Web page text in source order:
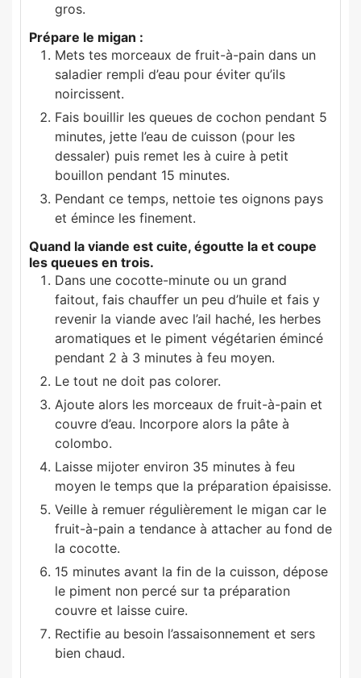
gros.
Prépare le migan :
Mets tes morceaux de fruit-à-pain dans un
saladier rempli d’eau pour éviter qu’ils
noircissent.
Fais bouillir les queues de cochon pendant 5
minutes, jette l’eau de cuisson (pour les
dessaler) puis remet les à cuire à petit
bouillon pendant 15 minutes.
Pendant ce temps, nettoie tes oignons pays
et émince les finement.
Quand la viande est cuite, égoutte la et coupe
les queues en trois.
Dans une cocotte-minute ou un grand
faitout, fais chauffer un peu d’huile et fais y
revenir la viande avec l’ail haché, les herbes
aromatiques et le piment végétarien émincé
pendant 2 à 3 minutes à feu moyen.
Le tout ne doit pas colorer.
Ajoute alors les morceaux de fruit-à-pain et
couvre d’eau. Incorpore alors la pâte à
colombo.
Laisse mijoter environ 35 minutes à feu
moyen le temps que la préparation épaisisse.
Veille à remuer régulièrement le migan car le
fruit-à-pain a tendance à attacher au fond de
la cocotte.
15 minutes avant la fin de la cuisson, dépose
le piment non percé sur ta préparation
couvre et laisse cuire.
Rectifie au besoin l’assaisonnement et sers
bien chaud.